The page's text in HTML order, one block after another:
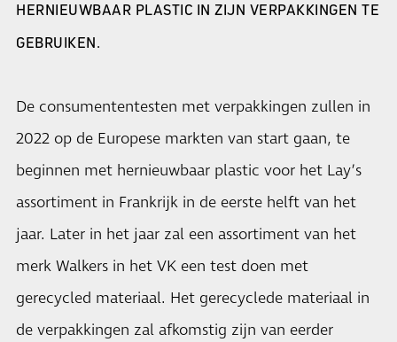
HERNIEUWBAAR PLASTIC IN ZIJN VERPAKKINGEN TE
GEBRUIKEN.
De consumententesten met verpakkingen zullen in
2022 op de Europese markten van start gaan, te
beginnen met hernieuwbaar plastic voor het Lay’s
assortiment in Frankrijk in de eerste helft van het
jaar. Later in het jaar zal een assortiment van het
merk Walkers in het VK een test doen met
gerecycled materiaal. Het gerecyclede materiaal in
de verpakkingen zal afkomstig zijn van eerder